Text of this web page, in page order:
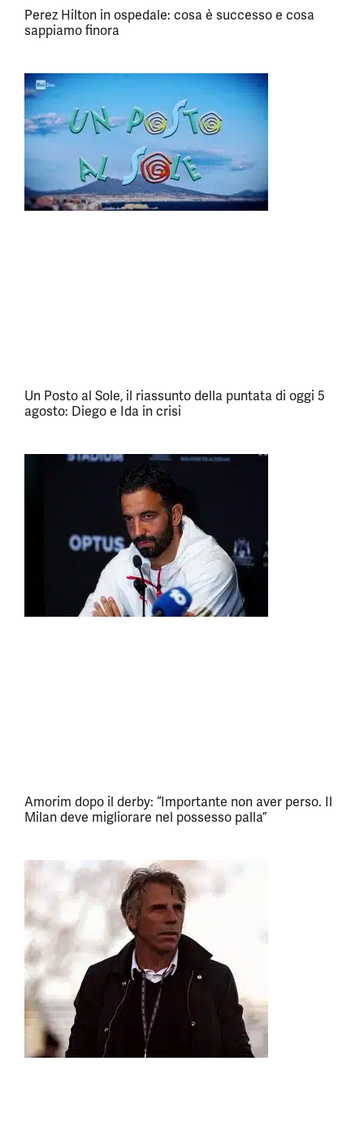
Perez Hilton in ospedale: cosa è successo e cosa
sappiamo finora
Un Posto al Sole, il riassunto della puntata di oggi 5
agosto: Diego e Ida in crisi
Amorim dopo il derby: “Importante non aver perso. Il
Milan deve migliorare nel possesso palla”